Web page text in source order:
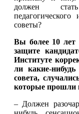
должен
советы?
Вы более 10 лет
защите
Институте
ли какие-
совета,
которые прошли
– Должен